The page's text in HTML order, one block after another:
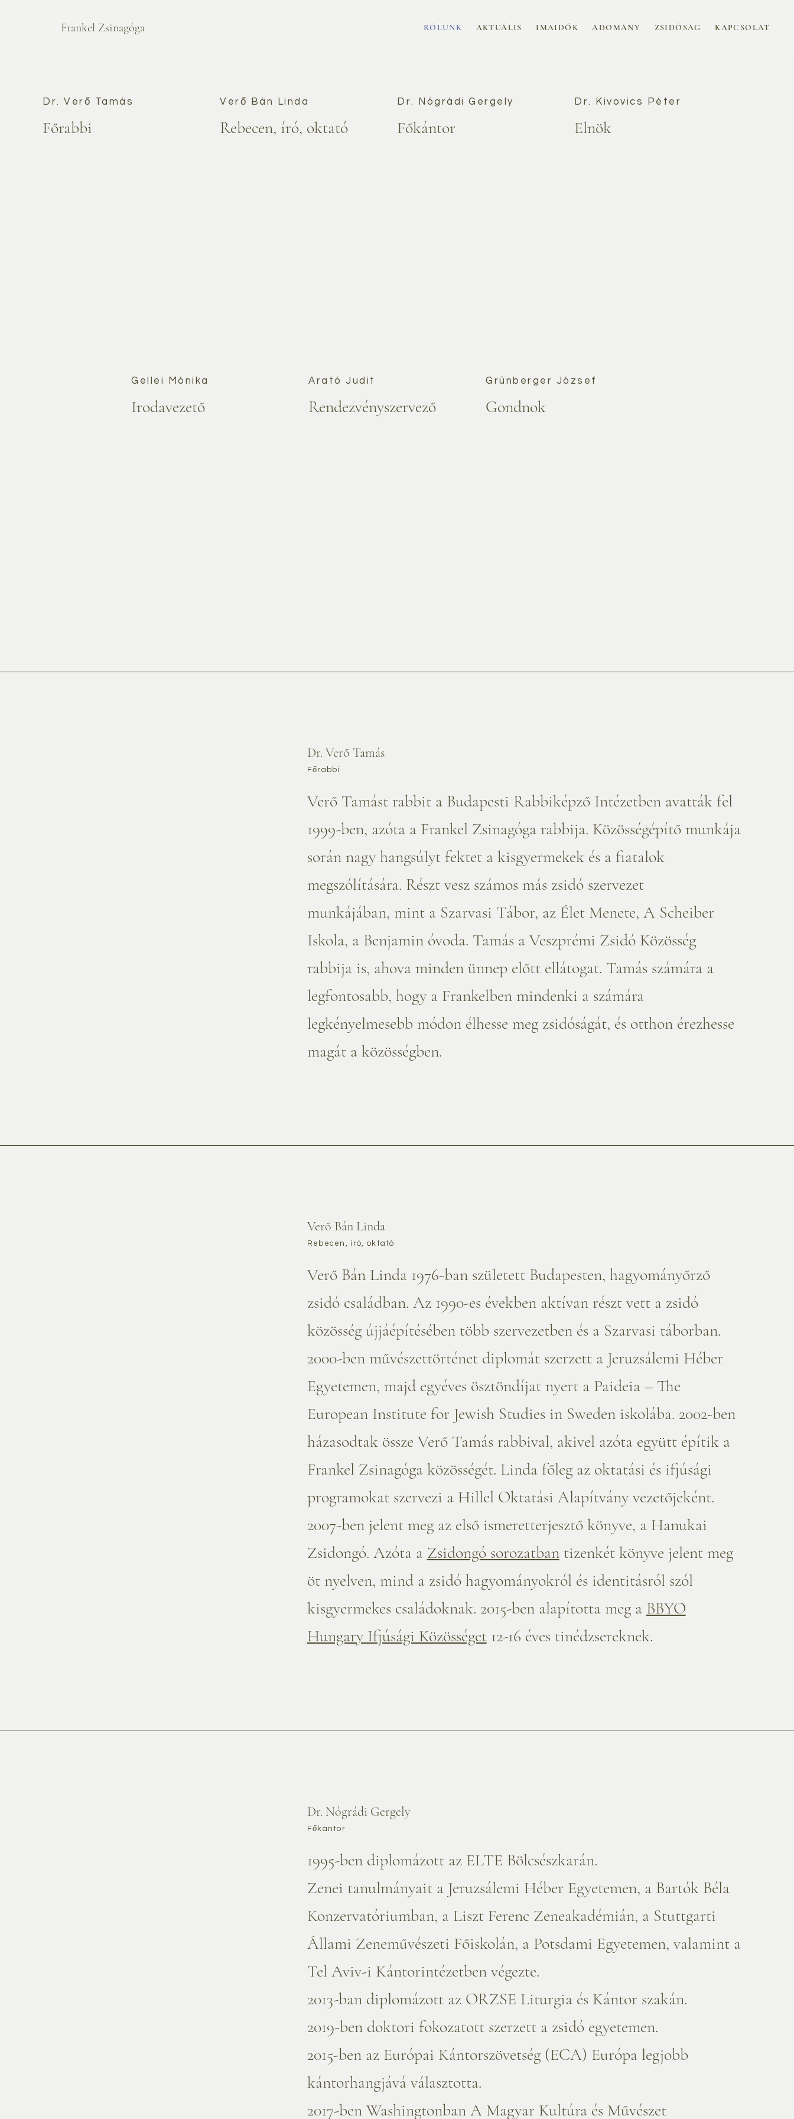
Frankel Zsinagóga RÓLUNK AKTUÁLIS IMAIDŐK ADOMÁNY ZSIDÓSÁG KAPCSOLAT
Dr. Verő Tamás
Főrabbi
Verő Bán Linda
Rebecen, író, oktató
Dr. Nógrádi Gergely
Főkántor
Dr. Kivovics Péter
Elnök
Gellei Mónika
Irodavezető
Arató Judit
Rendezvényszervező
Grünberger József
Gondnok
Dr. Verő Tamás
Főrabbi
Verő Tamást rabbit a Budapesti Rabbiképző Intézetben avatták fel
1999-ben, azóta a Frankel Zsinagóga rabbija. Közösségépítő munkája
során nagy hangsúlyt fektet a kisgyermekek és a fiatalok
megszólítására. Részt vesz számos más zsidó szervezet
munkájában, mint a Szarvasi Tábor, az Élet Menete, A Scheiber
Iskola, a Benjamin óvoda. Tamás a Veszprémi Zsidó Közösség
rabbija is, ahova minden ünnep előtt ellátogat. Tamás számára a
legfontosabb, hogy a Frankelben mindenki a számára
legkényelmesebb módon élhesse meg zsidóságát, és otthon érezhesse
magát a közösségben.
Verő Bán Linda
Rebecen, író, oktató
Verő Bán Linda 1976-ban született Budapesten, hagyományőrző
zsidó családban. Az 1990-es években aktívan részt vett a zsidó
közösség újjáépítésében több szervezetben és a Szarvasi táborban.
2000-ben művészettörténet diplomát szerzett a Jeruzsálemi Héber
Egyetemen, majd egyéves ösztöndíjat nyert a Paideia – The
European Institute for Jewish Studies in Sweden iskolába. 2002-ben
házasodtak össze Verő Tamás rabbival, akivel azóta együtt építik a
Frankel Zsinagóga közösségét. Linda főleg az oktatási és ifjúsági
programokat szervezi a Hillel Oktatási Alapítvány vezetőjeként.
2007-ben jelent meg az első ismeretterjesztő könyve, a Hanukai
Zsidongó. Azóta a Zsidongó sorozatbantizenkét könyve jelent meg
öt nyelven, mind a zsidó hagyományokról és identitásról szól
kisgyermekes családoknak. 2015-ben alapította meg a BBYO
Hungary Ifjúsági Közösséget12-16 éves tinédzsereknek.
Dr. Nógrádi Gergely
Főkántor
1995-ben diplomázott az ELTE Bölcsészkarán.
Zenei tanulmányait a Jeruzsálemi Héber Egyetemen, a Bartók Béla
Konzervatóriumban, a Liszt Ferenc Zeneakadémián, a Stuttgarti
Állami Zeneművészeti Főiskolán, a Potsdami Egyetemen, valamint a
Tel Aviv-i Kántorintézetben végezte.
2013-ban diplomázott az ORZSE Liturgia és Kántor szakán.
2019-ben doktori fokozatott szerzett a zsidó egyetemen.
2015-ben az Európai Kántorszövetség (ECA) Európa legjobb
kántorhangjává választotta.
2017-ben Washingtonban A Magyar Kultúra és Művészet